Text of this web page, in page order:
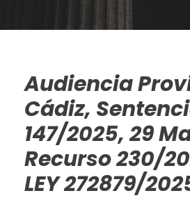
Audiencia
Cádiz,
147/2025, 29
Recurso 230/
LEY 272879/